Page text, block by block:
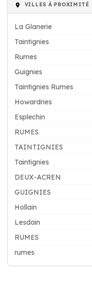
VILLES À PROXIMITÉ
La Glanerie
Taintignies
Rumes
Guignies
Taintignies Rumes
Howardries
Esplechin
RUMES
TAINTIGNIES
Taintignies
DEUX-ACREN
GUIGNIES
Hollain
Lesdain
RUMES
rumes